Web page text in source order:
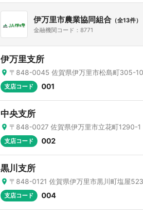
伊万里市農業協同組合 （全13件）
金融機関コード：8771
伊万里支所
〒848-0045 佐賀県伊万里市松島町305-10
支店コード 001
中央支所
〒848-0027 佐賀県伊万里市立花町1290-1
支店コード 002
黒川支所
〒848-0121 佐賀県伊万里市黒川町塩屋523
支店コード 004